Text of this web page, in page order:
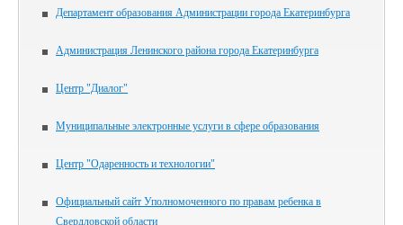
Департамент образования Администрации города Екатеринбурга
Администрация Ленинского района города Екатеринбурга
Центр "Диалог"
Муниципальные электронные услуги в сфере образования
Центр "Одаренность и технологии"
Официальный сайт Уполномоченного по правам ребенка в
Свердловской области